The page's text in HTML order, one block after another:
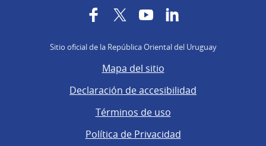
FacebookTwitterYouTube
Sitio oficial de la República Oriental del Uruguay
Mapa del sitio
Declaración de accesibilidad
Términos de uso
Política de Privacidad